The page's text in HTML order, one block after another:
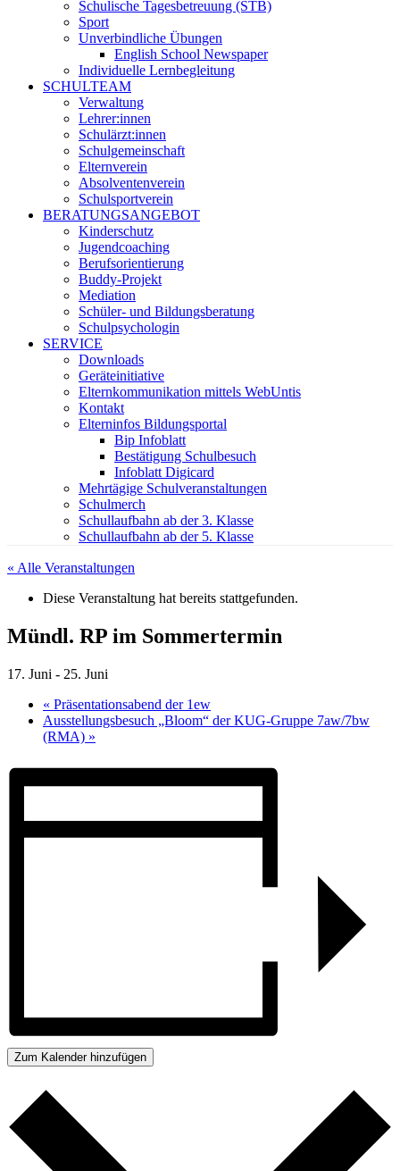
Schulische Tagesbetreuung (STB)
Sport
Unverbindliche Übungen
English School Newspaper
Individuelle Lernbegleitung
SCHULTEAM
Verwaltung
Lehrer:innen
Schulärzt:innen
Schulgemeinschaft
Elternverein
Absolventenverein
Schulsportverein
BERATUNGSANGEBOT
Kinderschutz
Jugendcoaching
Berufsorientierung
Buddy-Projekt
Mediation
Schüler- und Bildungsberatung
Schulpsychologin
SERVICE
Downloads
Geräteinitiative
Elternkommunikation mittels WebUntis
Kontakt
Elterninfos Bildungsportal
Bip Infoblatt
Bestätigung Schulbesuch
Infoblatt Digicard
Mehrtägige Schulveranstaltungen
Schulmerch
Schullaufbahn ab der 3. Klasse
Schullaufbahn ab der 5. Klasse
« Alle Veranstaltungen
Diese Veranstaltung hat bereits stattgefunden.
Mündl. RP im Sommertermin
17. Juni - 25. Juni
« Präsentationsabend der 1ew
Ausstellungsbesuch „Bloom“ der KUG-Gruppe 7aw/7bw
(RMA) »
Zum Kalender hinzufügen